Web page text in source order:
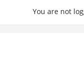
You are not